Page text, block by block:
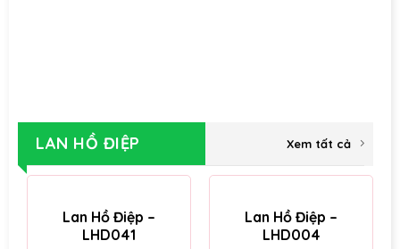
LAN HỒ ĐIỆP Xem tất cả
Lan Hồ Điệp –
LHD041
Lan Hồ Điệp –
LHD004